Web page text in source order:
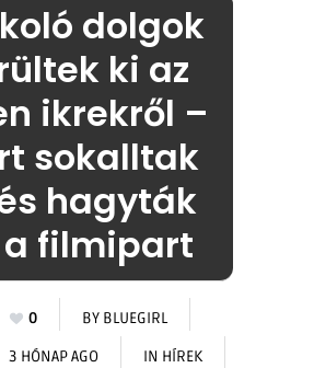
dolgok
ki az
ikrekről –
sokalltak
hagyták
filmipart
0 BY BLUEGIRL
3 HÓNAP AGO IN HÍREK